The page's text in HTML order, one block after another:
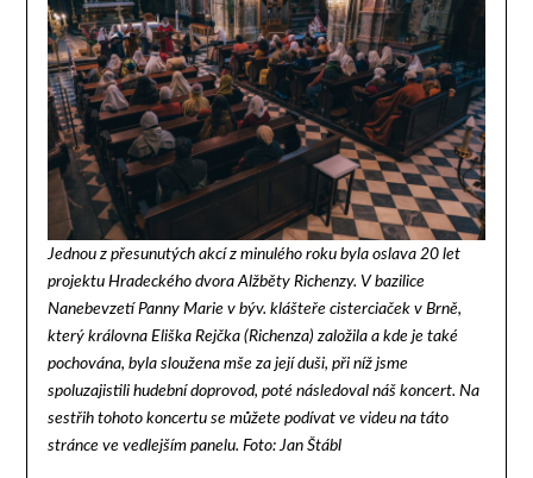
Jednou z přesunutých akcí z minulého roku byla oslava 20 let
projektu Hradeckého dvora Alžběty Richenzy. V bazilice
Nanebevzetí Panny Marie v býv. klášteře cisterciaček v Brně,
který královna Eliška Rejčka (Richenza) založila a kde je také
pochována, byla sloužena mše za její duši, při níž jsme
spoluzajistili hudební doprovod, poté následoval náš koncert. Na
sestřih tohoto koncertu se můžete podívat ve videu na táto
stránce ve vedlejším panelu. Foto: Jan Štábl